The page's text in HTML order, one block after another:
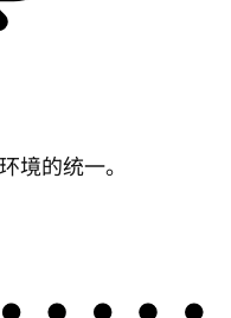
境的统一。